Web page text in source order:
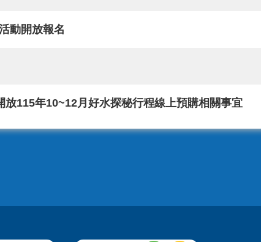
動開放報名
115年10~12月好水探秘行程線上預購相關事宜